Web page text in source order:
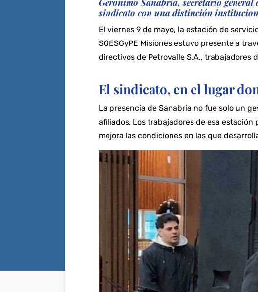
sindicato con una distinción
El viernes 9 de mayo, la estación de
SOESGyPE Misiones estuvo presente a
directivos de Petrovalle S.A., trabajadores
El sindicato, en el lugar
La presencia de Sanabria no fue solo un
afiliados. Los trabajadores de esa estación
mejora las condiciones en las que